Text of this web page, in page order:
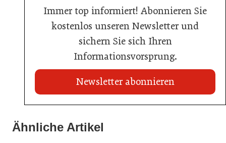
Immer top informiert! Abonnieren Sie
kostenlos unseren Newsletter und
sichern Sie sich Ihren
Informationsvorsprung.
Newsletter abonnieren
Ähnliche Artikel
20. Juli 2026
Radisson ersetzt Bestpreisgarantie durch